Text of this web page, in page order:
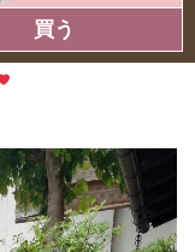
買う